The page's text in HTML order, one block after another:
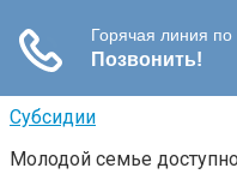
Перейти
контенту
Субсидии
Молодой семье